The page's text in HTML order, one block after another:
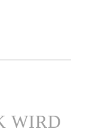
WIRD